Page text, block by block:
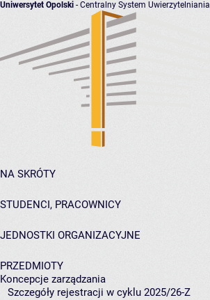
Uniwersytet Opolski - Centralny System Uwierzytelniania
NA SKRÓTY
STUDENCI, PRACOWNICY
JEDNOSTKI ORGANIZACYJNE
PRZEDMIOTY
Koncepcje zarządzania
Szczegóły rejestracji w cyklu 2025/26-Z